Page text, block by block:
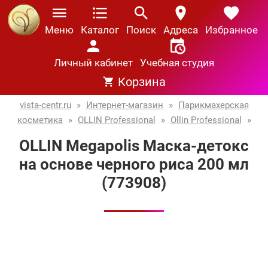
Меню Каталог Поиск Адреса Избранное
Личный кабинет Учебная студия
Корзина
vista-centr.ru » Интернет-магазин » Парикмахерская
косметика » OLLIN Professional » Ollin Professional »
OLLIN Megapolis Маска-детокс
на основе черного риса 200 мл
(773908)